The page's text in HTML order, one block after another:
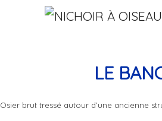
LE
Osier brut tressé autour d’une ancienne